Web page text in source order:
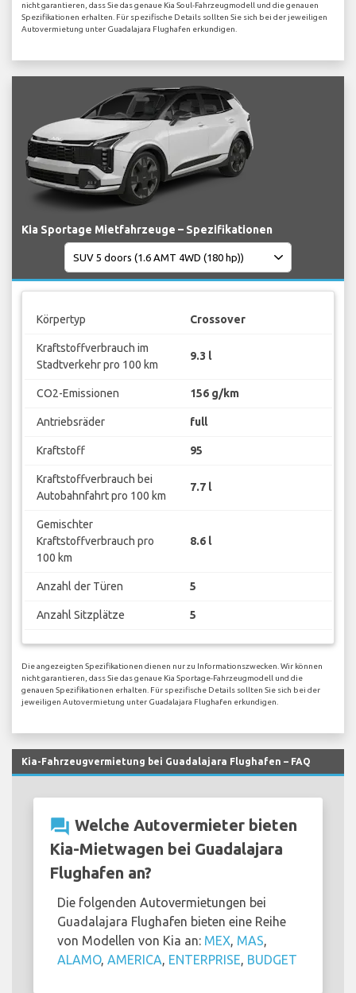
nicht garantieren, dass Sie das genaue Kia Soul-Fahrzeugmodell und die genauen
Spezifikationen erhalten. Für spezifische Details sollten Sie sich bei der jeweiligen
Autovermietung unter Guadalajara Flughafen erkundigen.
Kia Sportage Mietfahrzeuge – Spezifikationen
Körpertyp Crossover
Kraftstoffverbrauch im
Stadtverkehr pro 100 km
9.3 l
CO2-Emissionen 156 g/km
Antriebsräder full
Kraftstoff 95
Kraftstoffverbrauch bei
Autobahnfahrt pro 100 km
7.7 l
Gemischter
Kraftstoffverbrauch pro
100 km
8.6 l
Anzahl der Türen 5
Anzahl Sitzplätze 5
Die angezeigten Spezifikationen dienen nur zu Informationszwecken. Wir können
nicht garantieren, dass Sie das genaue Kia Sportage-Fahrzeugmodell und die
genauen Spezifikationen erhalten. Für spezifische Details sollten Sie sich bei der
jeweiligen Autovermietung unter Guadalajara Flughafen erkundigen.
Kia-Fahrzeugvermietung bei Guadalajara Flughafen – FAQ
question_answer Welche Autovermieter bieten
Kia-Mietwagen bei Guadalajara
Flughafen an?
Die folgenden Autovermietungen bei
Guadalajara Flughafen bieten eine Reihe
von Modellen von Kia an: MEX, MAS,
ALAMO, AMERICA, ENTERPRISE, BUDGET